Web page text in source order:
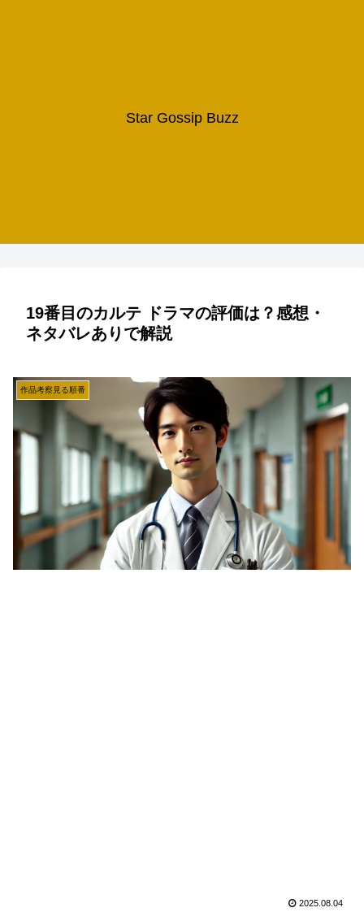
Star Gossip Buzz
19番目のカルテ ドラマの評価は？感想・
ネタバレありで解説
作品考察見る順番
2025.08.04